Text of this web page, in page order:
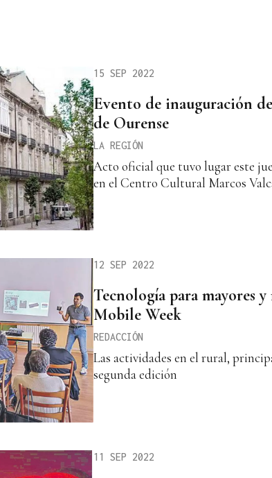
15 SEP 2022
Evento de inauguración
de Ourense
LA REGIÓN
Acto oficial que tuvo lugar este
en el Centro Cultural Marcos
12 SEP 2022
Tecnología para mayores
Mobile Week
REDACCIÓN
Las actividades en el rural,
segunda edición
11 SEP 2022